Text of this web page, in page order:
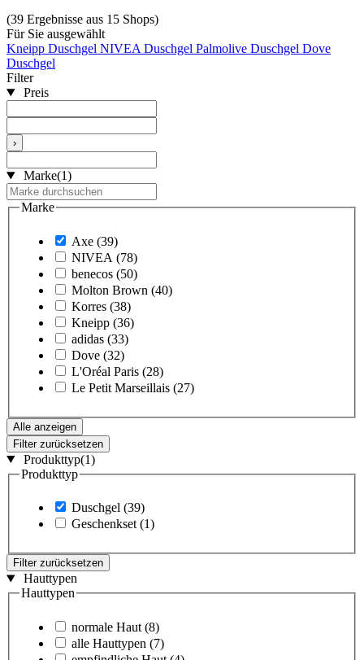
(39 Ergebnisse aus 15 Shops)
Für Sie ausgewählt
Kneipp Duschgel NIVEA Duschgel Palmolive Duschgel Dove
Duschgel
Filter
Preis
›
Marke(1)
Marke
Axe (39)
NIVEA (78)
benecos (50)
Molton Brown (40)
Korres (38)
Kneipp (36)
adidas (33)
Dove (32)
L'Oréal Paris (28)
Le Petit Marseillais (27)
Alle anzeigen
Filter zurücksetzen
Produkttyp(1)
Produkttyp
Duschgel (39)
Geschenkset (1)
Filter zurücksetzen
Hauttypen
Hauttypen
normale Haut (8)
alle Hauttypen (7)